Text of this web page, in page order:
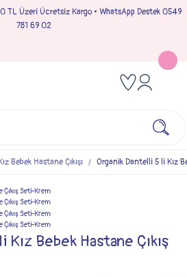
TL Üzeri Ücretsiz Kargo • WhatsApp Destek 0549
781 69 02
Dön
Dön
Dön
Dön
Bebek Hastane Çıkışı Organik Dantelli 5 li Kız
Bebek Hastane Çıkış